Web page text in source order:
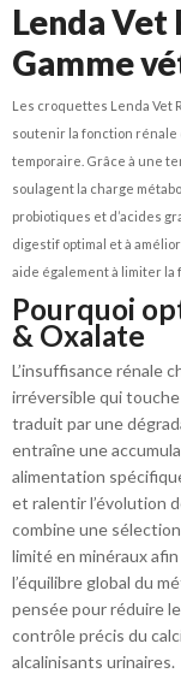
Lenda Vet
Gamme
Les croquettes Lenda Vet
soutenir la fonction
temporaire. Grâce à une
soulagent la charge
probiotiques et d’acides
digestif optimal et à
aide également à limiter la
Pourquoi
& Oxalate
L’insuffisance rénale
irréversible qui
traduit par une
entraîne une
alimentation
et ralentir l’évolution
combine une
limité en minéraux
l’équilibre global du
pensée pour réduire
contrôle précis du
alcalinisants urinaires.